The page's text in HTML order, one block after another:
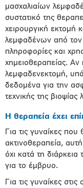
μασχαλιαίων
συστατικό της
χειρουργική εκτομή
λεμφαδένων από τον
πληροφορίες και
χημειοθεραπείας. Αν
λεμφαδενεκτομή,
δεδομένα για την
τεχνικής της
Η θεραπεία έχει
Για τις γυναίκες που
ακτινοθεραπεία,
όχι κατά τη
για το έμβρυο.
Για τις γυναίκες